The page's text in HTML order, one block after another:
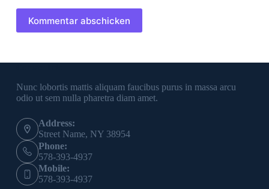
Kommentar abschicken
Nunc lobortis mattis aliquam faucibus purus in massa arcu
odio ut sem nulla pharetra diam amet.
Address:
Street Name, NY 38954
Phone:
578-393-4937
Mobile:
578-393-4937